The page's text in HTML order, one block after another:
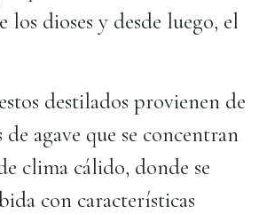
los dioses y desde luego, el
destilados provienen de
agave que se concentran
clima cálido, donde se
con características